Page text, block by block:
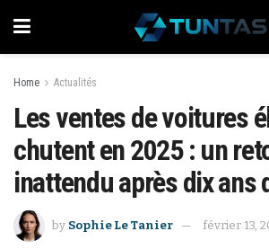
Home Actualités
Les ventes de voitures
chutent en 2025 : un
inattendu après dix ans
by Sophie Le Tanier février 13,